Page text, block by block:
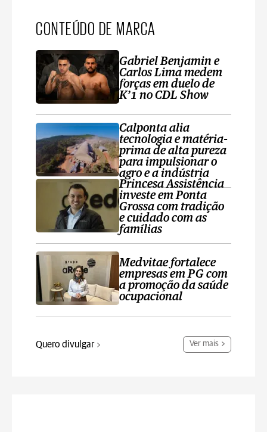
CONTEÚDO DE MARCA
Gabriel Benjamin e
Carlos Lima medem
forças em duelo de
K’1 no CDL Show
Calponta alia
tecnologia e matéria-
prima de alta pureza
para impulsionar o
agro e a indústria
Princesa Assistência
investe em Ponta
Grossa com tradição
e cuidado com as
famílias
Medvitae fortalece
empresas em PG com
a promoção da saúde
ocupacional
Quero divulgar Ver mais